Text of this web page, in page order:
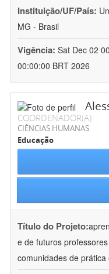
Instituição/UF/País:
MG - Brasil
Vigência: Sat Dec 02
00:00:00 BRT 2026
COORDENADOR(A)
CIÊNCIAS HUMANAS
Educação
Título do Projeto:
e de futuros
comunidades de